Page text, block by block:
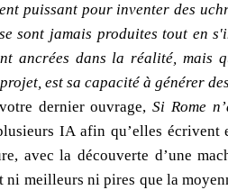
puissant pour inventer des
sont jamais produites tout en
ancrées dans la réalité, mais
est sa capacité à générer
dernier ouvrage,Si Rome
IA afin qu’elles
avec la découverte d’une
meilleurs ni pires que la